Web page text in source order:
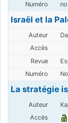
Israël et la
La stratégie